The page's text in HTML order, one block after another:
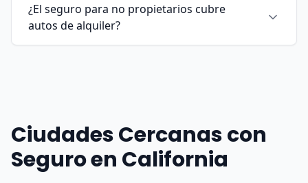
¿El seguro para no propietarios cubre
autos de alquiler?
Ciudades Cercanas con
Seguro en California